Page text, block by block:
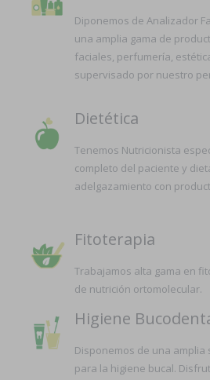
Diponemos de Analizador
una amplia gama de
faciales, perfumería,
supervisado por nuestro
Dietética
Tenemos Nutricionista
completo del paciente y
adelgazamiento con
Fitoterapia
Trabajamos alta gama en
de nutrición ortomolecular.
Higiene
Disponemos de una amplia
para la higiene bucal.